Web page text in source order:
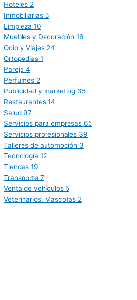
Hoteles 2
Inmobiliarias 6
Limpieza 10
Muebles y Decoración 16
Ocio y Viajes 24
Ortopedias 1
Pareja 4
Perfumes 2
Publicidad y marketing 35
Restaurantes 14
Salud 97
Servicios para empresas 65
Servicios profesionales 39
Talleres de automoción 3
Tecnología 12
Tiendas 19
Transporte 7
Venta de vehículos 5
Veterinarios. Mascotas 2